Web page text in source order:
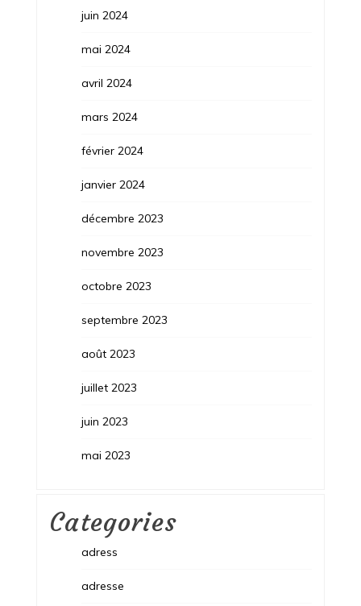
juin 2024
mai 2024
avril 2024
mars 2024
février 2024
janvier 2024
décembre 2023
novembre 2023
octobre 2023
septembre 2023
août 2023
juillet 2023
juin 2023
mai 2023
Categories
adress
adresse